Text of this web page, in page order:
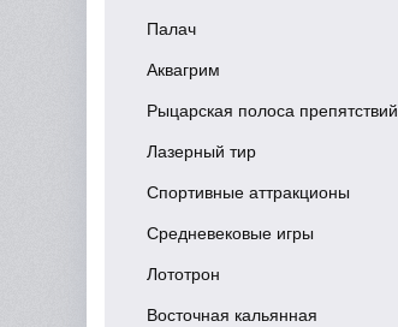
Палач
Аквагрим
Рыцарская полоса препятствий
Лазерный тир
Спортивные аттракционы
Средневековые игры
Лототрон
Восточная кальянная